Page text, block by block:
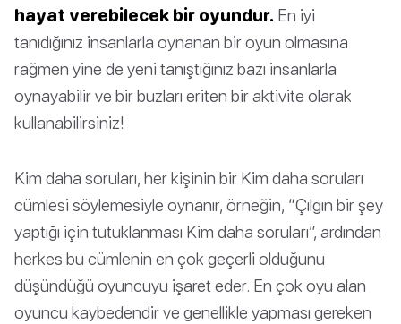
hayat verebilecek bir oyundur. En iyi
tanıdığınız insanlarla oynanan bir oyun olmasına
rağmen yine de yeni tanıştığınız bazı insanlarla
oynayabilir ve bir buzları eriten bir aktivite olarak
kullanabilirsiniz!
Kim daha soruları, her kişinin bir Kim daha soruları
cümlesi söylemesiyle oynanır, örneğin, “Çılgın bir şey
yaptığı için tutuklanması Kim daha soruları”, ardından
herkes bu cümlenin en çok geçerli olduğunu
düşündüğü oyuncuyu işaret eder. En çok oyu alan
oyuncu kaybedendir ve genellikle yapması gereken